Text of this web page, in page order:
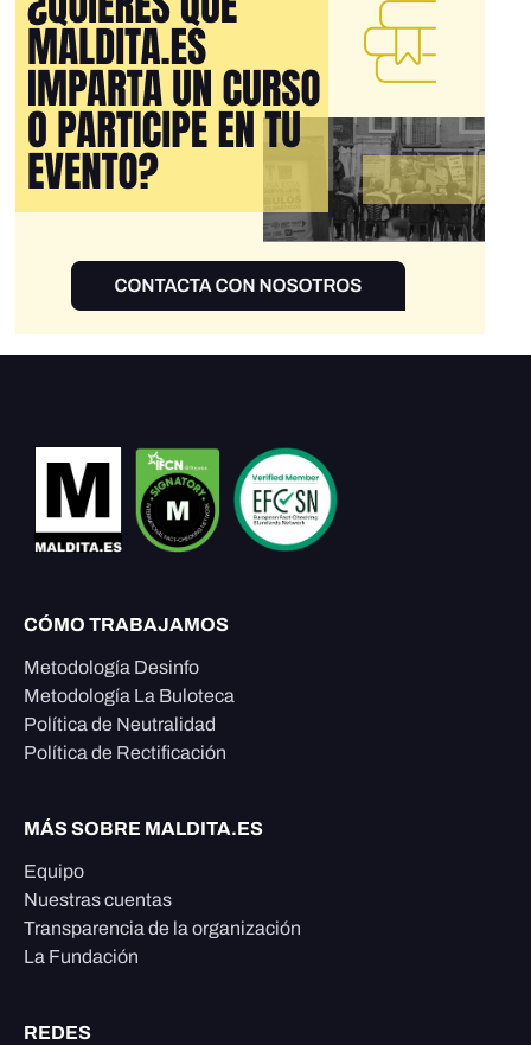
CÓMO TRABAJAMOS
Metodología Desinfo
Metodología La Buloteca
Política de Neutralidad
Política de Rectificación
MÁS SOBRE MALDITA.ES
Equipo
Nuestras cuentas
Transparencia de la organización
La Fundación
REDES